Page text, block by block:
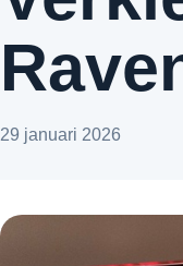
29 januari 2026